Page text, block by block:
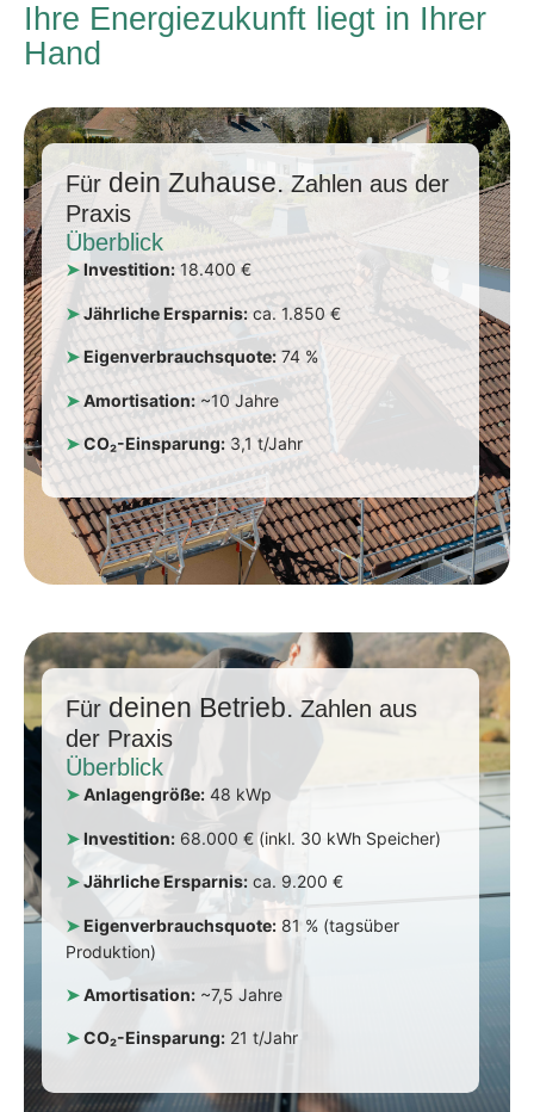
Ihre Energiezukunft liegt in Ihrer
Hand
Für dein Zuhause.Zahlen aus der
Praxis
Überblick
➤Investition:18.400 €
➤Jährliche Ersparnis: ca. 1.850 €
➤Eigenverbrauchsquote: 74 %
➤Amortisation: ~10 Jahre
➤CO₂-Einsparung: 3,1 t/Jahr
Fürdeinen Betrieb. Zahlen aus
der Praxis
Überblick
➤Anlagengröße: 48 kWp
➤ Investition: 68.000 € (inkl. 30 kWh Speicher)
➤Jährliche Ersparnis: ca. 9.200 €
➤ Eigenverbrauchsquote: 81 % (tagsüber
Produktion)
➤Amortisation: ~7,5 Jahre
➤CO₂-Einsparung: 21 t/Jahr